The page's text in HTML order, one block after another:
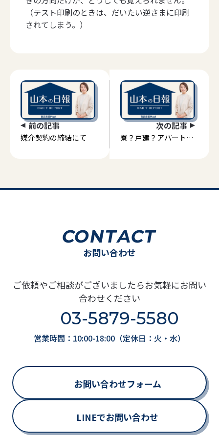
（テスト印刷のときは、だいたい逆さまに印刷
されてしまう。）
前の記事
媒介契約の締結にて
次の記事
寮？戸建？アパート？
CONTACT
お問い合わせ
ご依頼やご相談がございましたらお気軽にお問い
合わせください
03-5879-5580
営業時間：10:00-18:00（定休日：火・水）
お問い合わせフォーム
LINEでお問い合わせ